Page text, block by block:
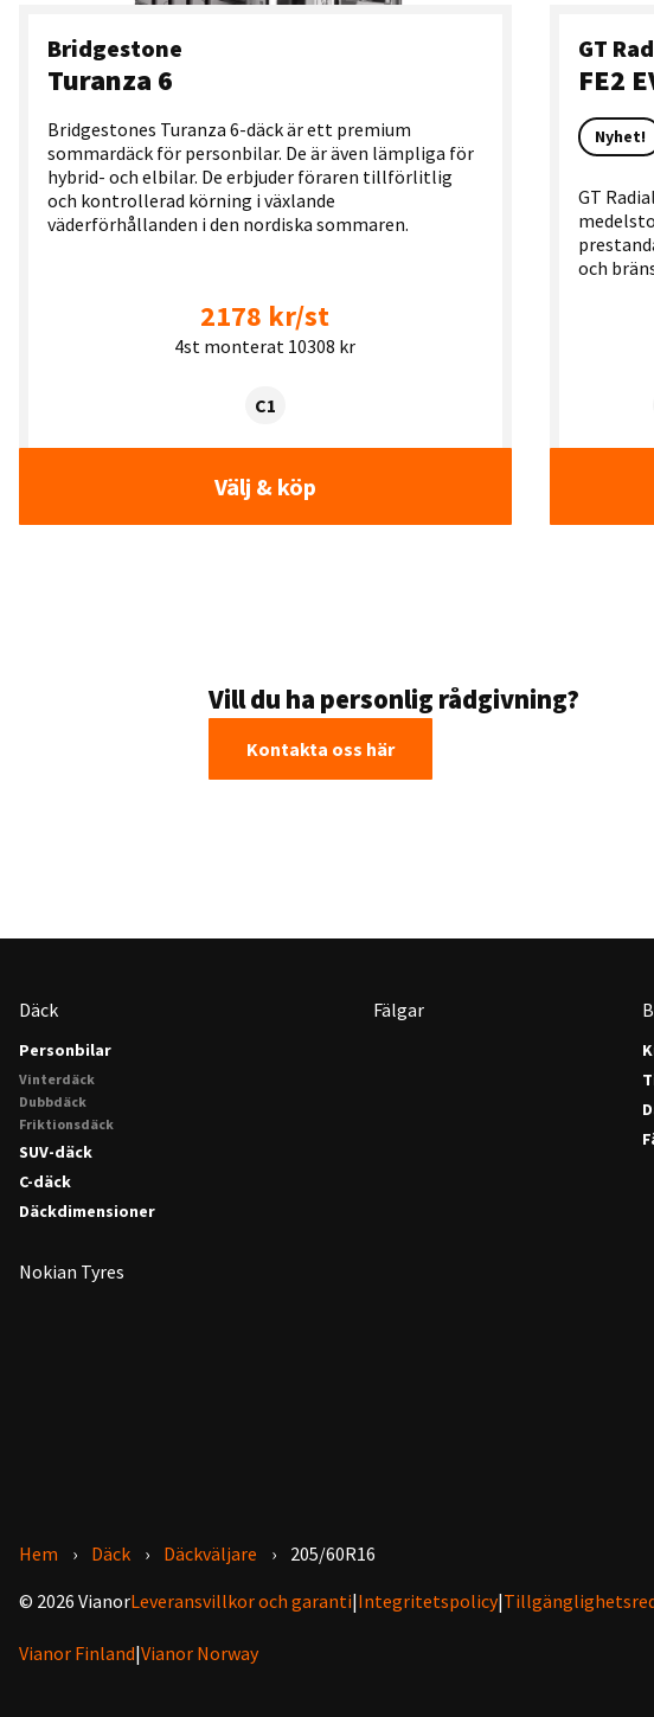
Bridgestone
Turanza 6
Bridgestones Turanza 6-däck är ett premium
sommardäck för personbilar. De är även lämpliga för
hybrid- och elbilar. De erbjuder föraren tillförlitlig
och kontrollerad körning i växlande
väderförhållanden i den nordiska sommaren.
2178 kr/st
4st monterat 10308 kr
Tyre class:
C1
Välj & köp
GT
FE2
Nyhet!
GT
och
Vill du ha personlig rådgivning?
Kontakta oss här
Däck
Personbilar
Vinterdäck
Dubbdäck
Friktionsdäck
SUV-däck
C-däck
Däckdimensioner
Nokian Tyres
Fälgar
Hem Däck Däckväljare
205/60R16
© 2026 VianorLeveransvillkor och garanti|Integritetspolicy|
Vianor Finland|Vianor Norway